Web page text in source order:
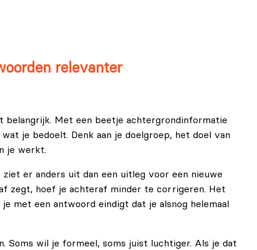
relevanter
belangrijk. Met een beetje achtergrondinformatie
je bedoelt. Denk aan je doelgroep, het doel van
je werkt.
ziet er anders uit dan een uitleg voor een nieuwe
zegt, hoef je achteraf minder te corrigeren. Het
met een antwoord eindigt dat je alsnog helemaal
Soms wil je formeel, soms juist luchtiger. Als je dat